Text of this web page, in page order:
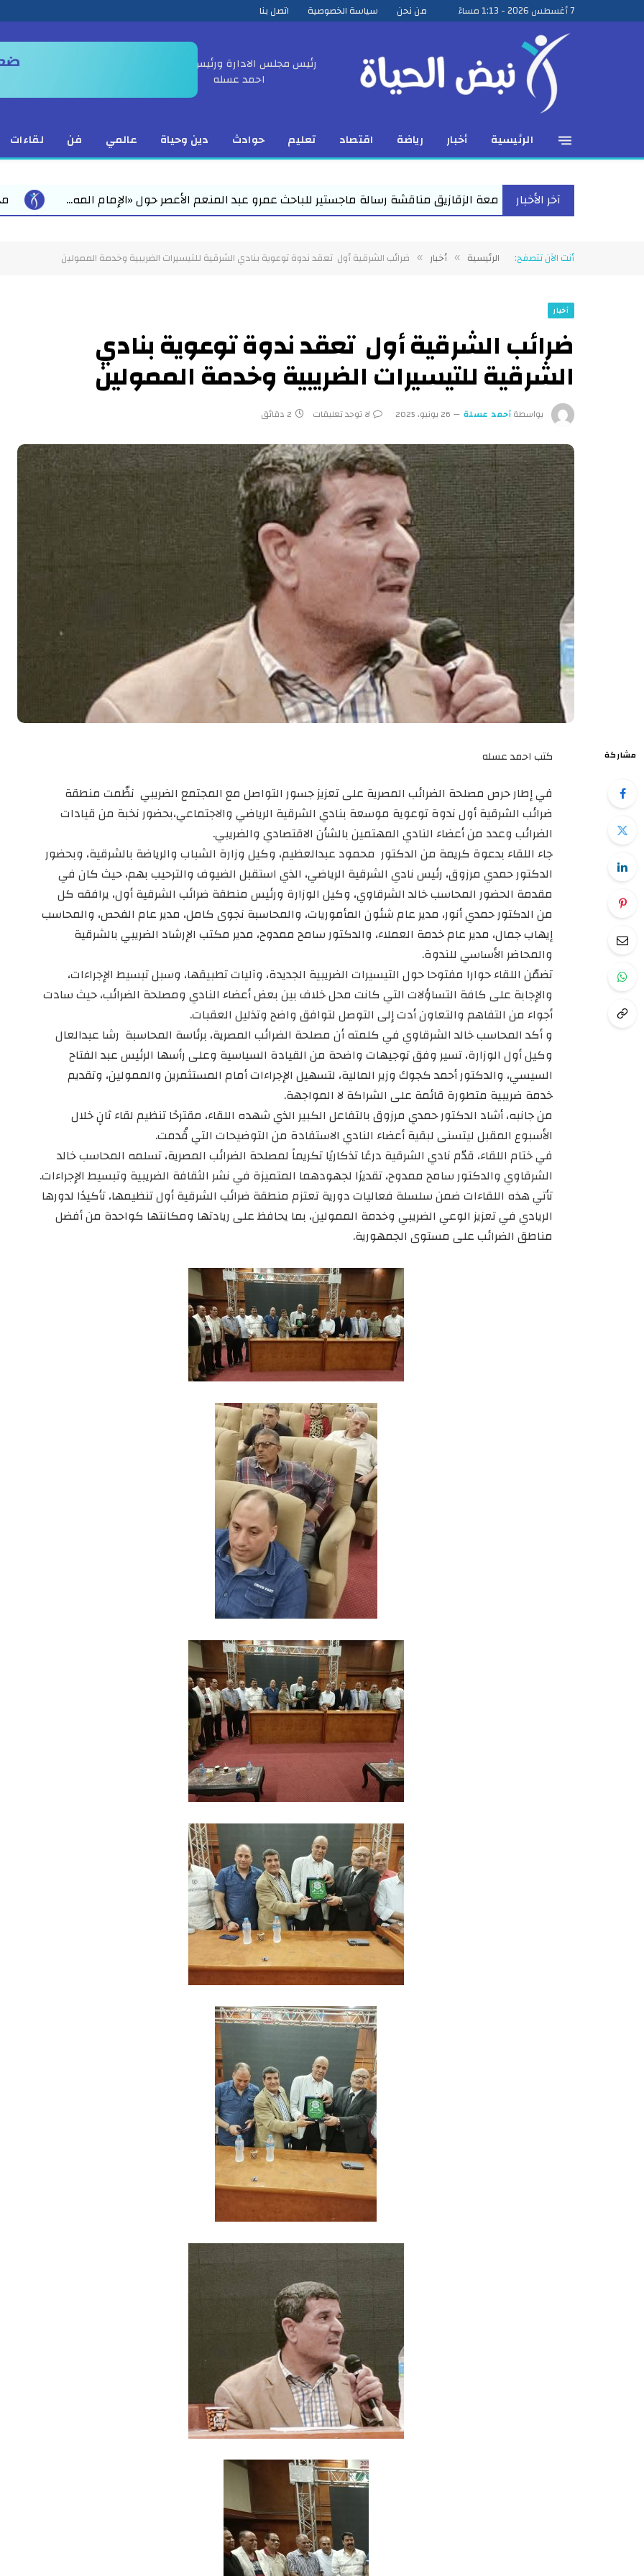
7 أغسطس 2026 - 1:13 مساءً من نحن سياسة الخصوصية اتصل بنا
رئيس مجلس الادارة ورئيس التحرير
احمد عسله
الرئيسية أخبار رياضة اقتصاد تعليم حوادث دين وحياة عالمي فن لقاءات
آخر الأخبار
الزقازيق مناقشة رسالة ماجستير للباحث عمرو عبد المنعم الأعصر حول «الإمام المه... محمد رمضان يقود استعدادات
أنت الآن تتصفح: الرئيسية » أخبار » ضرائب الشرقية أول تعقد ندوة توعوية بنادي الشرقية للتيسيرات الضريبية وخدمة الممولين
أخبار
ضرائب الشرقية أول تعقد ندوة توعوية بنادي
الشرقية للتيسيرات الضريبية وخدمة الممولين
بواسطةأحمد عسلة 26 يونيو، 2025 لا توجد تعليقات 2 دقائق
مشاركة كتب احمد عسله
في إطار حرص مصلحة الضرائب المصرية على تعزيز جسور التواصل مع المجتمع الضريبي نظّمت منطقة
ضرائب الشرقية أول ندوة توعوية موسعة بنادي الشرقية الرياضي والاجتماعي،بحضور نخبة من قيادات
الضرائب وعدد من أعضاء النادي المهتمين بالشأن الاقتصادي والضريبي.
جاء اللقاء بدعوة كريمة من الدكتور محمود عبدالعظيم، وكيل وزارة الشباب والرياضة بالشرقية، وبحضور
الدكتور حمدي مرزوق، رئيس نادي الشرقية الرياضي، الذي استقبل الضيوف والترحيب بهم، حيث كان في
مقدمة الحضور المحاسب خالد الشرقاوي، وكيل الوزارة ورئيس منطقة ضرائب الشرقية أول، يرافقه كل
من الدكتور حمدي أنور، مدير عام شئون المأموريات، والمحاسبة نجوى كامل، مدير عام الفحص، والمحاسب
إيهاب جمال، مدير عام خدمة العملاء، والدكتور سامح ممدوح، مدير مكتب الإرشاد الضريبي بالشرقية
والمحاضر الأساسي للندوة.
تضمّن اللقاء حوارا مفتوحا حول التيسيرات الضريبية الجديدة، وآليات تطبيقها، وسبل تبسيط الإجراءات،
والإجابة على كافة التساؤلات التي كانت محل خلاف بين بعض أعضاء النادي ومصلحة الضرائب، حيث سادت
أجواء من التفاهم والتعاون أدت إلى التوصل لتوافق واضح وتذليل العقبات.
و أكد المحاسب خالد الشرقاوي في كلمته أن مصلحة الضرائب المصرية، برئاسة المحاسبة رشا عبدالعال
وكيل أول الوزارة، تسير وفق توجيهات واضحة من القيادة السياسية وعلى رأسها الرئيس عبد الفتاح
السيسي، والدكتور أحمد كجوك وزير المالية، لتسهيل الإجراءات أمام المستثمرين والممولين، وتقديم
خدمة ضريبية متطورة قائمة على الشراكة لا المواجهة.
من جانبه، أشاد الدكتور حمدي مرزوق بالتفاعل الكبير الذي شهده اللقاء، مقترحًا تنظيم لقاء ثانٍ خلال
الأسبوع المقبل ليتسنى لبقية أعضاء النادي الاستفادة من التوضيحات التي قُدمت.
في ختام اللقاء، قدّم نادي الشرقية درعًا تذكاريًا تكريماً لمصلحة الضرائب المصرية، تسلمه المحاسب خالد
الشرقاوي والدكتور سامح ممدوح، تقديرًا لجهودهما المتميزة في نشر الثقافة الضريبية وتبسيط الإجراءات.
تأتي هذه اللقاءات ضمن سلسلة فعاليات دورية تعتزم منطقة ضرائب الشرقية أول تنظيمها، تأكيدًا لدورها
الريادي في تعزيز الوعي الضريبي وخدمة الممولين، بما يحافظ على ريادتها ومكانتها كواحدة من أفضل
مناطق الضرائب على مستوى الجمهورية.